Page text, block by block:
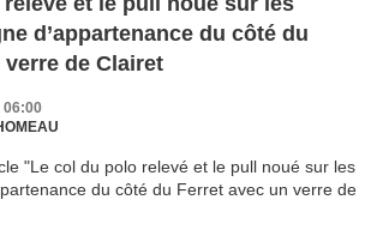
d’appartenance du côté du
de Clairet
06:00